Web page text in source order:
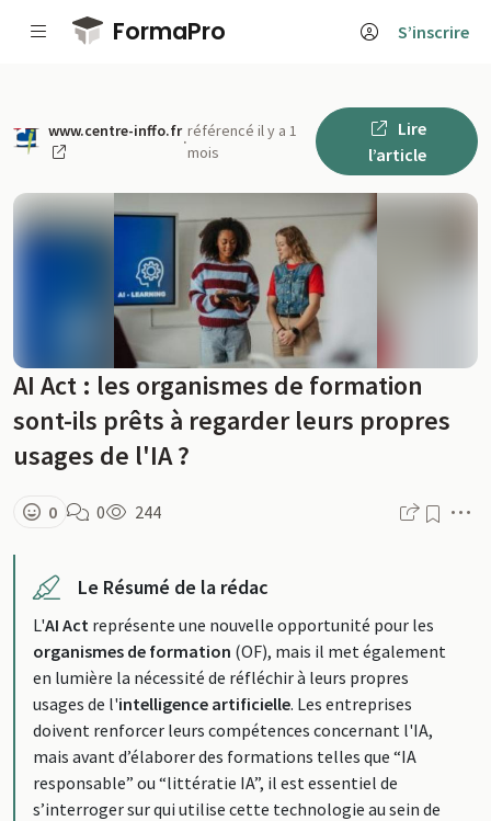
Passer au contenu principal
FormaPro S’inscrire
www.centre-inffo.fr
·
référencé il y a 1
mois
Lire
l’article
AI Act : les organismes de formation
sont-ils prêts à regarder leurs propres
usages de l'IA ?
0 0 244
Le Résumé de la rédac
L'AI Act représente une nouvelle opportunité pour les
organismes de formation (OF), mais il met également
en lumière la nécessité de réfléchir à leurs propres
usages de l'intelligence artificielle. Les entreprises
doivent renforcer leurs compétences concernant l'IA,
mais avant d’élaborer des formations telles que “IA
responsable” ou “littératie IA”, il est essentiel de
s’interroger sur qui utilise cette technologie au sein de